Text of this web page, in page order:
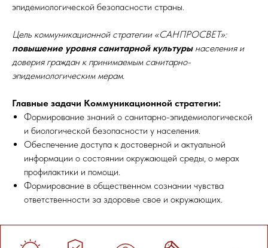
эпидемиологической безопасности страны.
Цель коммуникационной стратегии «САНПРОСВЕТ»:
повышение уровня санитарной культуры населения и
доверия граждан к принимаемым санитарно-
эпидемиологическим мерам.
Главные задачи Коммуникационной стратегии:
Формирование знаний о санитарно-эпидемиологической
и биологической безопасности у населения.
Обеспечение доступа к достоверной и актуальной
информации о состоянии окружающей среды, о мерах
профилактики и помощи.
Формирование в общественном сознании чувства
ответственности за здоровье свое и окружающих.